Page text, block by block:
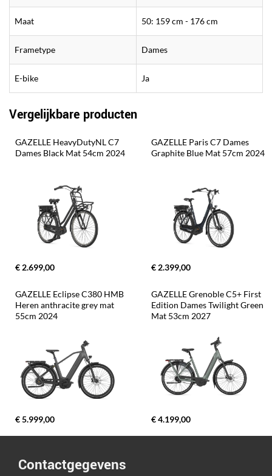
Maat 50: 159 cm - 176 cm
Frametype Dames
E-bike Ja
Vergelijkbare producten
GAZELLE HeavyDutyNL C7
Dames Black Mat 54cm 2024
€ 2.699,00
GAZELLE Paris C7 Dames
Graphite Blue Mat 57cm 2024
€ 2.399,00
GAZELLE Eclipse C380 HMB
Heren anthracite grey mat
55cm 2024
€ 5.999,00
GAZELLE Grenoble C5+ First
Edition Dames Twilight Green
Mat 53cm 2027
€ 4.199,00
Contactgegevens